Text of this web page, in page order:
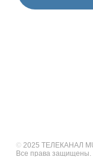
© 2025 ТЕЛЕКАНАЛ
Все права защищены.